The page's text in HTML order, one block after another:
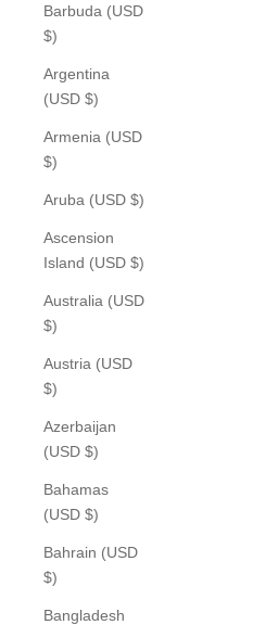
Barbuda (USD
$)
Argentina
(USD $)
Armenia (USD
$)
Aruba (USD $)
Ascension
Island (USD $)
Australia (USD
$)
Austria (USD
$)
Azerbaijan
(USD $)
Bahamas
(USD $)
Bahrain (USD
$)
Bangladesh